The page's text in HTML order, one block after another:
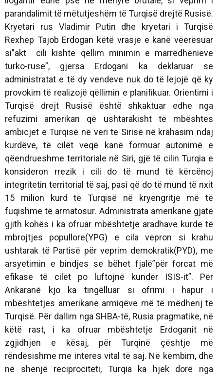
parandalimit të mëtutjeshëm të Turqisë drejtë Rusisë.
Kryetari rus Vladimir Putin dhe kryetari i Turqisë
Rexhep Tajob Erdogan këtë vrasje e kanë vëerësuar
si”akt cili kishte qëllim minimin e marrëdhënieve
turko-ruse”, gjersa Erdogani ka deklaruar se
administratat e të dy vendeve nuk do të lejojë që ky
provokim të realizojë qëllimin e planifikuar. Orientimi i
Turqisë drejt Rusisë është shkaktuar edhe nga
refuzimi amerikan që ushtarakisht të mbështes
ambicjet e Turqisë në veri të Sirisë në krahasim ndaj
kurdëve, të cilët veqë kanë formuar autonimë e
qëendrueshme territoriale në Siri, gjë të cilin Turqia e
konsideron rrezik i cili do të mund të kërcënoj
integritetin territorial të saj, pasi që do të mund të nxit
15 milion kurd të Turqisë në kryengritje më të
fuqishme të armatosur. Administrata amerikane gjatë
gjith kohës i ka ofruar mbështetje aradhave kurde të
mbrojtjes popullore(YPG) e cila vepron si krahu
ushtarak të Partisë për veprim demokratik(PYD), me
arsyetimin e bindjes se bëhet fjalë”për forcat më
efikase të cilët po luftojnë kundër ISIS-it”. Për
Ankaranë kjo ka tingëlluar si ofrimi i hapur i
mbështetjes amerikane armiqëve më të mëdhenj të
Turqisë. Për dallim nga SHBA-të, Rusia pragmatike, në
këtë rast, i ka ofruar mbështetje Erdoganit në
zgjidhjen e kësaj, për Turqinë çështje më
rëndësishme me interes vital të saj. Në këmbim, dhe
në shenjë reciprociteti, Turqia ka hjek dorë nga